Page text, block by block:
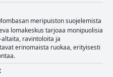
meripuiston suojelemista
lomakeskus tarjoaa monipuolisia
ravintoloita ja
erinomaista ruokaa, erityisesti